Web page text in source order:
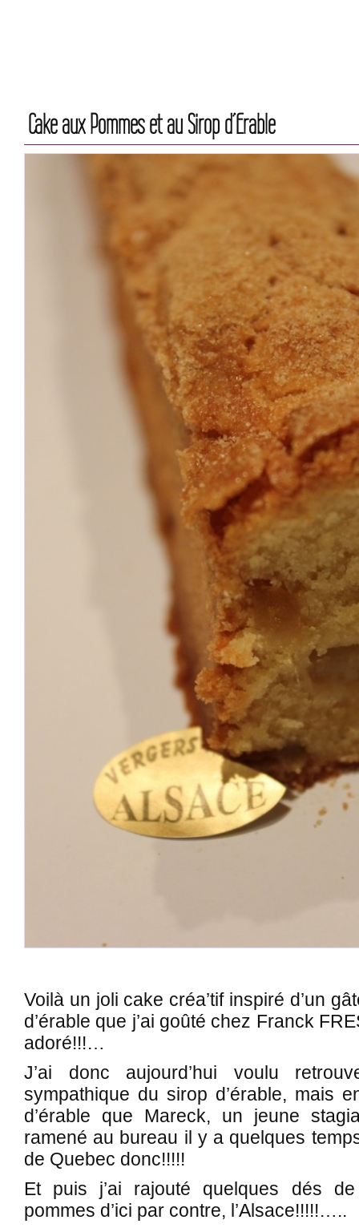
Cake aux Pommes et au Sirop d’Erable
Voilà un joli cake créa’tif inspiré d’un
d’érable que j’ai goûté chez Franck
adoré!!!…
J’ai donc aujourd’hui voulu
sympathique du sirop d’érable, mais
d’érable que Mareck, un jeune
ramené au bureau il y a quelques
de Quebec donc!!!!!
Et puis j’ai rajouté quelques dés
pommes d’ici par contre, l’Alsace!!!!!…..